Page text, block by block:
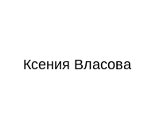
Ксения Власова